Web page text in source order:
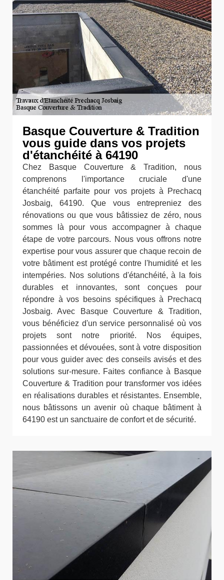
Basque Couverture & Tradition
vous guide dans vos projets
d'étanchéité à 64190
Chez Basque Couverture & Tradition, nous
comprenons l'importance cruciale d'une
étanchéité parfaite pour vos projets à Prechacq
Josbaig, 64190. Que vous entrepreniez des
rénovations ou que vous bâtissiez de zéro, nous
sommes là pour vous accompagner à chaque
étape de votre parcours. Nous vous offrons notre
expertise pour vous assurer que chaque recoin de
votre bâtiment est protégé contre l'humidité et les
intempéries. Nos solutions d'étanchéité, à la fois
durables et innovantes, sont conçues pour
répondre à vos besoins spécifiques à Prechacq
Josbaig. Avec Basque Couverture & Tradition,
vous bénéficiez d'un service personnalisé où vos
projets sont notre priorité. Nos équipes,
passionnées et dévouées, sont à votre disposition
pour vous guider avec des conseils avisés et des
solutions sur-mesure. Faites confiance à Basque
Couverture & Tradition pour transformer vos idées
en réalisations durables et résistantes. Ensemble,
nous bâtissons un avenir où chaque bâtiment à
64190 est un sanctuaire de confort et de sécurité.